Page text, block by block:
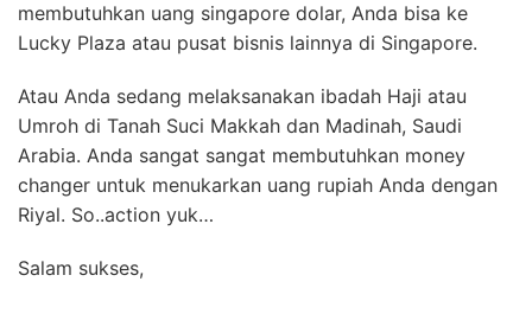
membutuhkan uang singapore dolar, Anda bisa ke
Lucky Plaza atau pusat bisnis lainnya di Singapore.
Atau Anda sedang melaksanakan ibadah Haji atau
Umroh di Tanah Suci Makkah dan Madinah, Saudi
Arabia. Anda sangat sangat membutuhkan money
changer untuk menukarkan uang rupiah Anda dengan
Riyal. So..action yuk…
Salam sukses,